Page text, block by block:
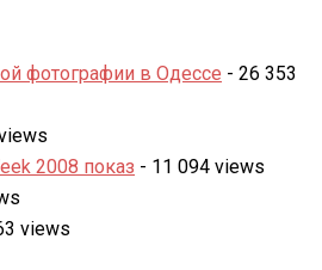
фотографии в Одессе - 26 353
2008 показ - 11 094 views
views